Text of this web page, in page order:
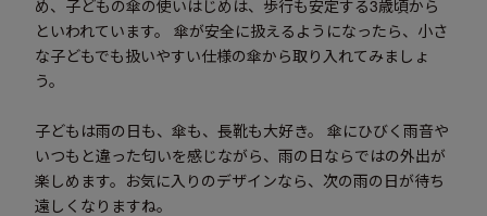
め、子どもの傘の使いはじめは、歩行も安定する3歳頃から
といわれています。 傘が安全に扱えるようになったら、小さ
な子どもでも扱いやすい仕様の傘から取り入れてみましょ
う。
子どもは雨の日も、傘も、長靴も大好き。 傘にひびく雨音や
いつもと違った匂いを感じながら、雨の日ならではの外出が
楽しめます。お気に入りのデザインなら、次の雨の日が待ち
遠しくなりますね。